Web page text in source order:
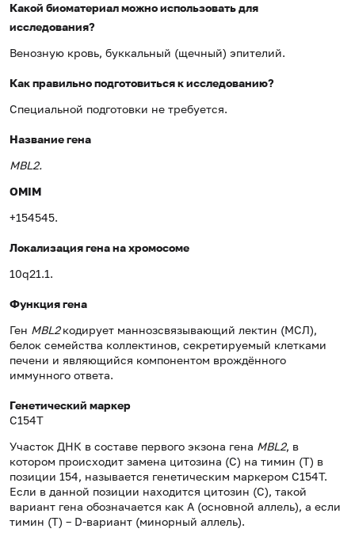
Какой биоматериал можно использовать для
исследования?
Венозную кровь, буккальный (щечный) эпителий.
Как правильно подготовиться к исследованию?
Специальной подготовки не требуется.
Название гена
MBL2.
OMIM
+154545.
Локализация гена на хромосоме
10q21.1.
Функция гена
Ген MBL2кодирует маннозсвязывающий лектин (МСЛ),
белок семейства коллектинов, секретируемый клетками
печени и являющийся компонентом врождённого
иммунного ответа.
Генетический маркер
C154T
Участок ДНК в составе первого экзона гена MBL2, в
котором происходит замена цитозина (С) на тимин (Т) в
позиции 154, называется генетическим маркером C154T.
Если в данной позиции находится цитозин (С), такой
вариант гена обозначается как А (основной аллель), а если
тимин (Т) – D-вариант (минорный аллель).